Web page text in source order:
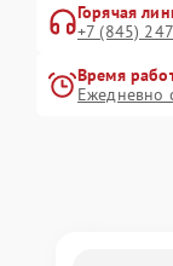
Горячая
+7 (845)
Время
Ежедневно